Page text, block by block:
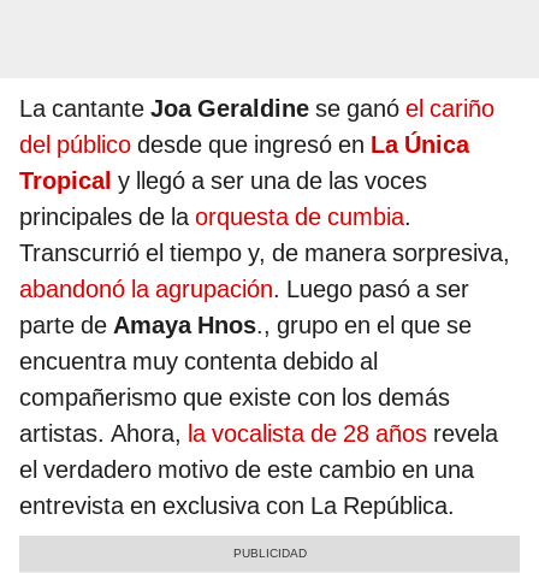
La cantante Joa Geraldine se ganó el cariño
del público desde que ingresó en La Única
Tropical y llegó a ser una de las voces
principales de laorquesta de cumbia.
Transcurrió el tiempo y, de manera sorpresiva,
abandonó la agrupación. Luego pasó a ser
parte de Amaya Hnos., grupo en el que se
encuentra muy contenta debido al
compañerismo que existe con los demás
artistas. Ahora, la vocalista de 28 años revela
el verdadero motivo de este cambio en una
entrevista en exclusiva con La República.